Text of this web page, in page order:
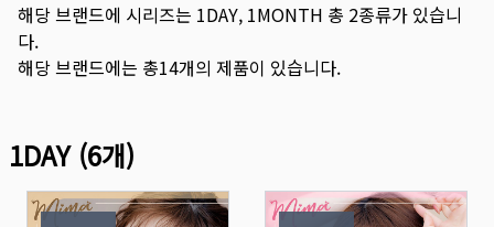
해당 브랜드에 시리즈는 1DAY, 1MONTH 총 2종류가 있습니
다.
해당 브랜드에는 총14개의 제품이 있습니다.
1DAY(6개)